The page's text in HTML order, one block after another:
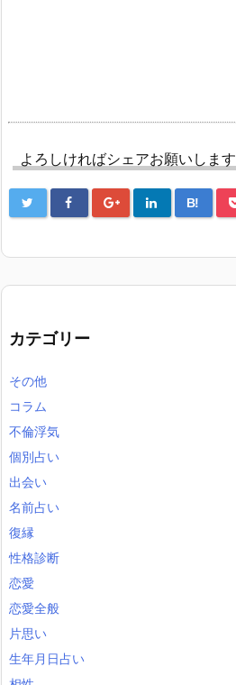
よろしければシェアお願いします
B!
カテゴリー
その他
コラム
不倫浮気
個別占い
出会い
名前占い
復縁
性格診断
恋愛
恋愛全般
片思い
生年月日占い